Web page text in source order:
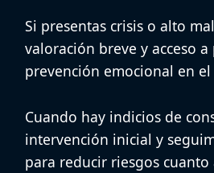
Si presentas crisis o alto
valoración breve y acceso a
prevención emocional en
Cuando hay indicios de
intervención inicial y
para reducir riesgos cuanto